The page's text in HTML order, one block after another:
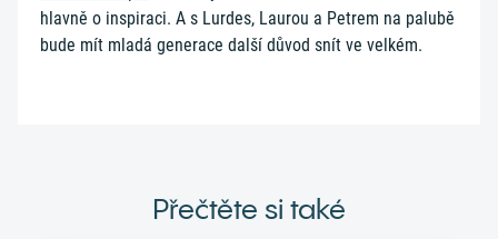
hlavně o inspiraci. A s Lurdes, Laurou a Petrem na palubě
bude mít mladá generace další důvod snít ve velkém.
Přečtěte si také